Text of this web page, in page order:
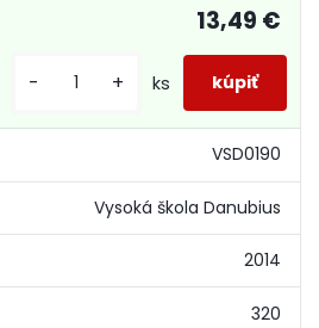
VSD0190
Vysoká škola Danubius
2014
320
13,49 €
- + ks